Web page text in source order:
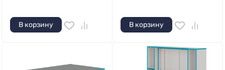
В корзину В корзину